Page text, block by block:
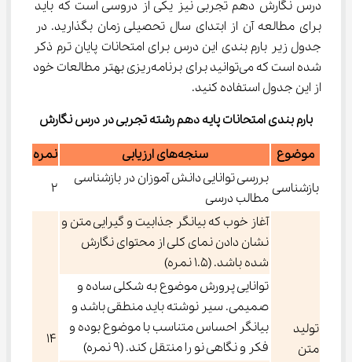
درس نگارش دهم تجربی نیز یکی از دروسی است که باید
برای مطالعه آن از ابتدای سال تحصیلی زمان بگذارید. در
جدول زیر بارم بندی این درس برای امتحانات پایان ترم ذکر
شده است که می‌توانید برای برنامه‌ریزی بهتر مطالعات خود
از این جدول استفاده کنید.
بارم‌ بندی امتحانات پایه دهم رشته تجربی در درس نگارش
موضوع
سنجه‌های ارزیابی
نمره
بازشناسی
بررسی توانایی دانش آموزان در بازشناسی
مطالب درسی
۲
تولید
متن
آغاز خوب که بیانگر جذابیت و گیرایی متن و
نشان دادن نمای کلی از محتوای نگارش
شده باشد. (۱.۵ نمره)
۱۴
توانایی پرورش موضوع به شکلی ساده و
صمیمی. سیر نوشته باید منطقی باشد و
بیانگر احساس متناسب با موضوع بوده و
فکر و نگاهی نو را منتقل کند. (۹ نمره)